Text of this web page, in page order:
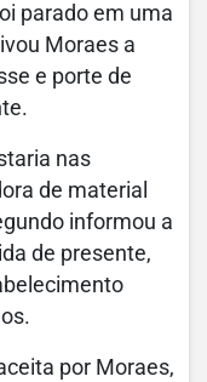
parado em uma
Moraes a
e porte de
nas
de material
informou a
de presente,
por Moraes,